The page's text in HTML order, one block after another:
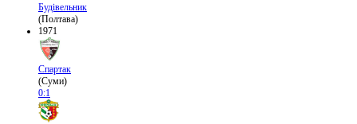
Будівельник
(Полтава)
1971
Спартак
(Суми)
0:1